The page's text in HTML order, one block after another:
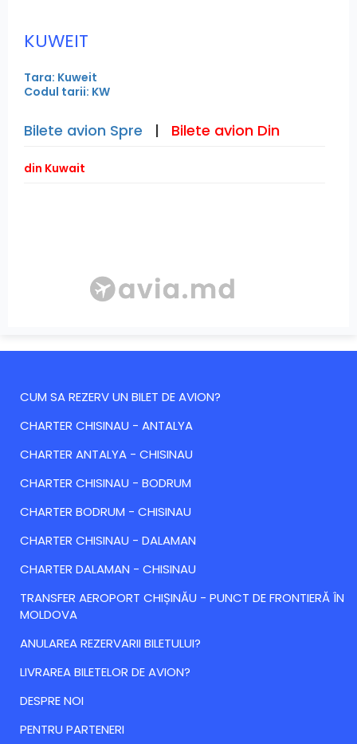
KUWEIT
Tara: Kuweit
Codul tarii: KW
Bilete avion Spre | Bilete avion Din
din Kuwait
CUM SA REZERV UN BILET DE AVION?
CHARTER CHISINAU - ANTALYA
CHARTER ANTALYA - CHISINAU
CHARTER CHISINAU - BODRUM
CHARTER BODRUM - CHISINAU
CHARTER CHISINAU - DALAMAN
CHARTER DALAMAN - CHISINAU
TRANSFER AEROPORT CHIȘINĂU - PUNCT DE FRONTIERĂ ÎN
MOLDOVA
ANULAREA REZERVARII BILETULUI?
LIVRAREA BILETELOR DE AVION?
DESPRE NOI
PENTRU PARTENERI